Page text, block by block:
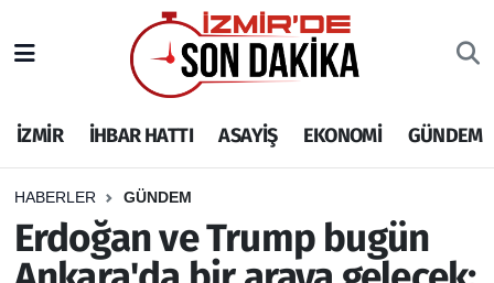
İZMİR İHBAR HATTI ASAYİŞ EKONOMİ GÜNDEM
HABERLER GÜNDEM
Erdoğan ve Trump bugün
İHBAR HATTI
DEPREM
GENEL
İzmir Nöbetçi Eczaneler
İzmir Hava Durumu
İzmir Namaz Vakitleri
İzmir Trafik Yoğunluk Haritası